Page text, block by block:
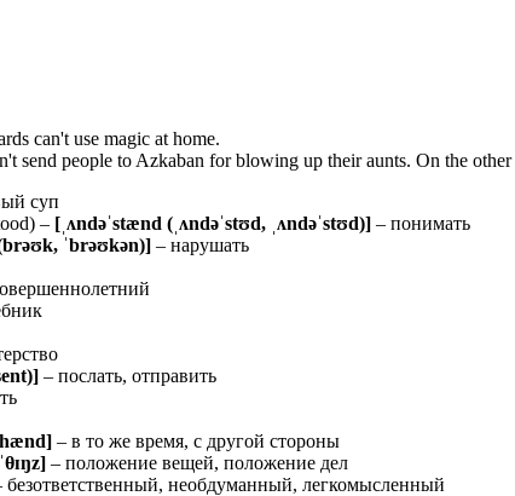
can't use magic at home.
send people to Azkaban for blowing up their aunts. On the
суп
– [ˌʌndəˈstænd (ˌʌndəˈstʊd, ˌʌndəˈstʊd)] – понимать
ˈbrəʊkən)] – нарушать
– послать, отправить
hænd] – в то же время, с другой стороны
– положение вещей, положение дел
безответственный, необдуманный, легкомысленный